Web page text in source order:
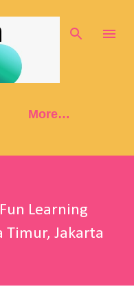
More…
Learning
Timur, Jakarta